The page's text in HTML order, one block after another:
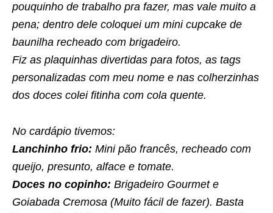
pouquinho de trabalho pra fazer, mas vale muito a
pena; dentro dele coloquei um mini cupcake de
baunilha recheado com brigadeiro.
Fiz as plaquinhas divertidas para fotos, as tags
personalizadas com meu nome e nas colherzinhas
dos doces colei fitinha com cola quente.
No cardápio tivemos:
Lanchinho frio: Mini pão francês, recheado com
queijo, presunto, alface e tomate.
Doces no copinho: Brigadeiro Gourmet e
Goiabada Cremosa (Muito fácil de fazer). Basta